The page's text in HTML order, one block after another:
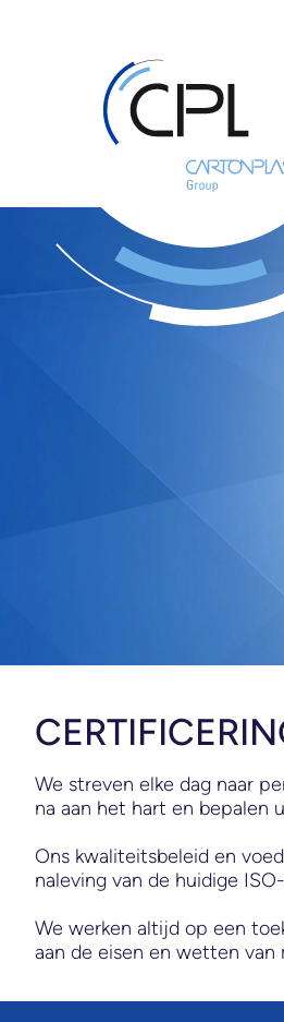
We streven elke dag naar
na aan het hart en bepalen
Ons kwaliteitsbeleid en
naleving van de huidige
We werken altijd op een
aan de eisen en wetten van